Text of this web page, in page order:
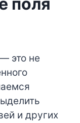
это не
и других